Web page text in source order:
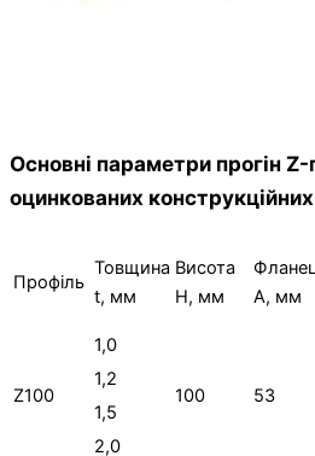
Основні параметри прогін Z-
оцинкованих
Профіль
Товщина
t, мм
Висота
H, мм
A, мм
Z100
1,0
100 53
1,2
1,5
2,0